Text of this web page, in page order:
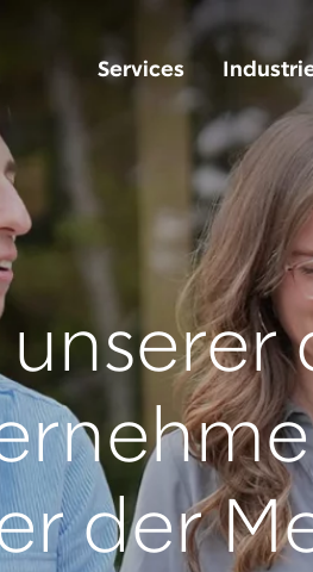
Services
unserer
der